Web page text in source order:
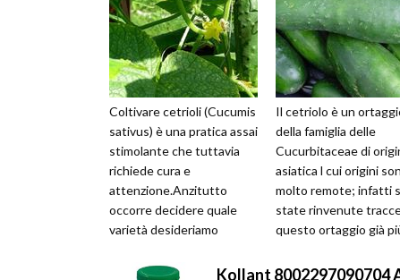
Coltivare cetrioli (Cucumis
sativus) è una pratica assai
stimolante che tuttavia
richiede cura e
attenzione.Anzitutto
occorre decidere quale
varietà desideriamo
sottaceti...
Il cetriolo è un
della famiglia delle
Cucurbitaceae di
asiatica l cui origini
molto remote; infatti
state rinvenute
questo ortaggio già
Kollant 8002297090704